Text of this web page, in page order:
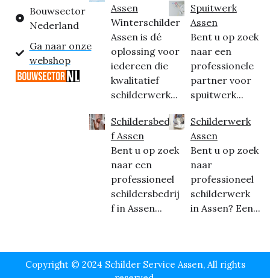
Bouwsector
Nederland
Ga naar onze
webshop
Assen
Winterschilder
Assen is dé
oplossing voor
iedereen die
kwalitatief
schilderwerk...
Schildersbedrij
f Assen
Bent u op zoek
naar een
professioneel
schildersbedrij
f in Assen...
Spuitwerk
Assen
Bent u op zoek
naar een
professionele
partner voor
spuitwerk...
Schilderwerk
Assen
Bent u op zoek
naar
professioneel
schilderwerk
in Assen? Een...
Copyright © 2024 Schilder Service Assen, All rights